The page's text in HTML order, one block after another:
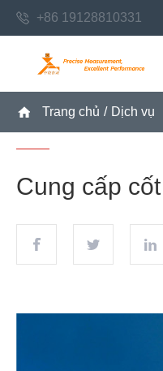
+86 19128810331
Trang chủ / Dịch vụ
Cung cấp